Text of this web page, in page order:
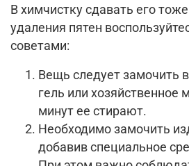
В химчистку сдавать его
удаления пятен
советами:
Вещь следует замочить
гель или хозяйственное
минут ее стирают.
Необходимо замочить
добавив специальное